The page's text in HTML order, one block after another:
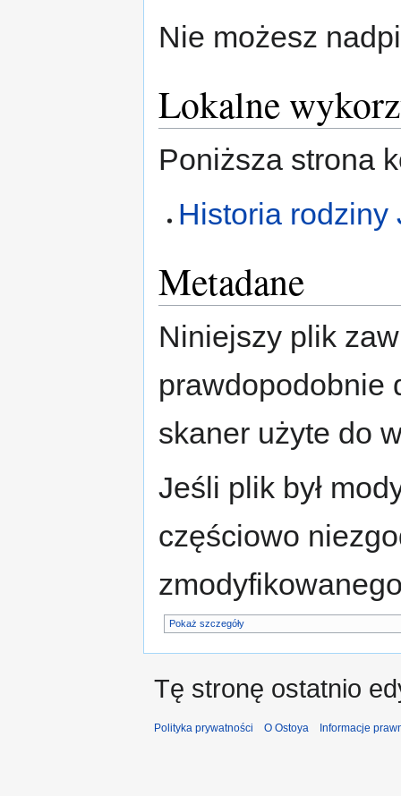
Nie możesz
Lokalne
Poniższa strona
Historia rodziny
Metadane
Niniejszy plik
prawdopodobnie
skaner użyte do
Jeśli plik był
częściowo
Pokaż szczegóły
Tę stronę ostatnio
Polityka prywatności O Ostoya Informacje